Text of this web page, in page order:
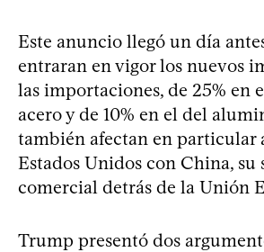
Este anuncio llegó un día
entraran en vigor los nuevos
las importaciones, de 25% en
acero y de 10% en el del
también afectan en particular
Estados Unidos con China, su
comercial detrás de la Unión
Trump presentó dos